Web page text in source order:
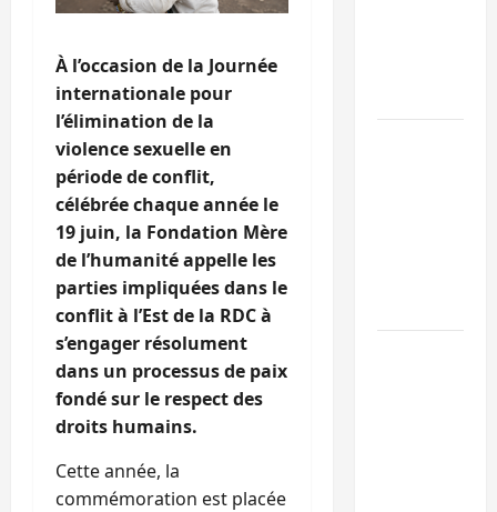
À l’occasion de la Journée
internationale pour
l’élimination de la
violence sexuelle en
période de conflit,
célébrée chaque année le
19 juin, la Fondation Mère
de l’humanité appelle les
parties impliquées dans le
conflit à l’Est de la RDC à
s’engager résolument
dans un processus de paix
fondé sur le respect des
droits humains.
Cette année, la
commémoration est placée